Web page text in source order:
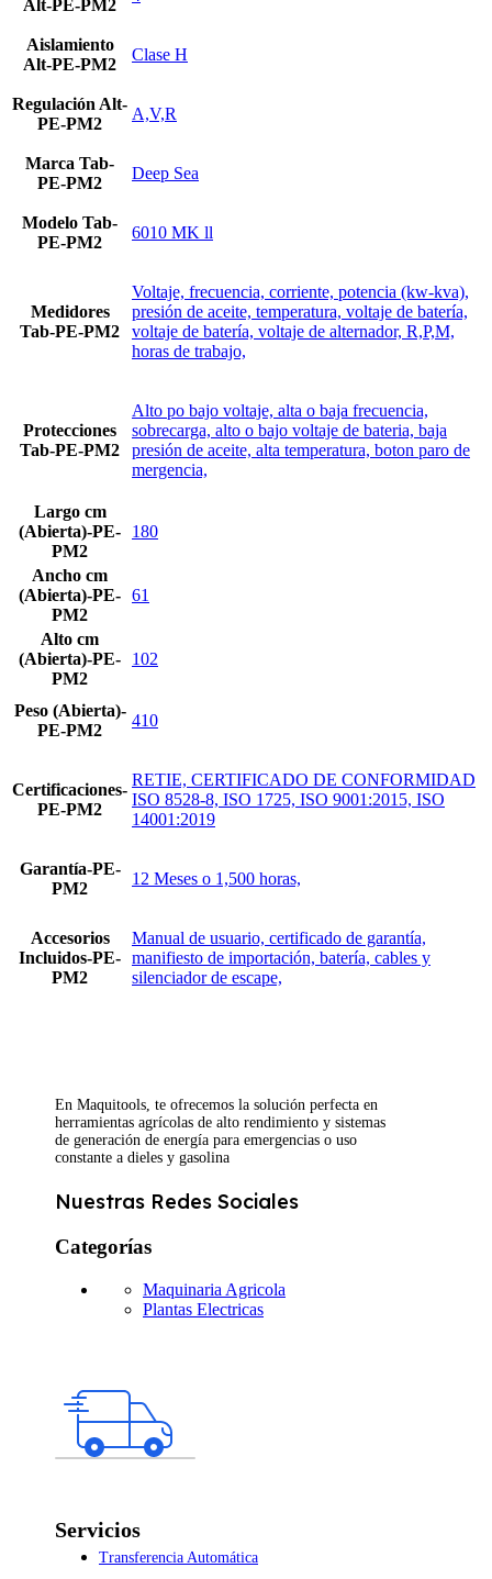
Alt-PE-PM2
Aislamiento
Alt-PE-PM2
Clase H
Regulación Alt-
PE-PM2
A,V,R
Marca Tab-
PE-PM2
Deep Sea
Modelo Tab-
PE-PM2
6010 MK ll
Medidores
Tab-PE-PM2
Voltaje, frecuencia, corriente, potencia (kw-kva),
presión de aceite, temperatura, voltaje de batería,
voltaje de batería, voltaje de alternador, R,P,M,
horas de trabajo,
Protecciones
Tab-PE-PM2
Alto po bajo voltaje, alta o baja frecuencia,
sobrecarga, alto o bajo voltaje de bateria, baja
presión de aceite, alta temperatura, boton paro de
mergencia,
Largo cm
(Abierta)-PE-
PM2
180
Ancho cm
(Abierta)-PE-
PM2
61
Alto cm
(Abierta)-PE-
PM2
102
Peso (Abierta)-
PE-PM2
410
Certificaciones-
PE-PM2
RETIE, CERTIFICADO DE CONFORMIDAD
ISO 8528-8, ISO 1725, ISO 9001:2015, ISO
14001:2019
Garantía-PE-
PM2
12 Meses o 1,500 horas,
Accesorios
Incluidos-PE-
PM2
Manual de usuario, certificado de garantía,
manifiesto de importación, batería, cables y
silenciador de escape,
En Maquitools, te ofrecemos la solución perfecta en
herramientas agrícolas de alto rendimiento y sistemas
de generación de energía para emergencias o uso
constante a dieles y gasolina
Nuestras Redes Sociales
Categorías
Maquinaria Agricola
Plantas Electricas
Servicios
Transferencia Automática